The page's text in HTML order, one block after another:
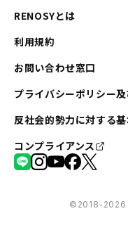
RENOSYとは
利用規約
お問い合わせ窓口
プライバシーポリシー
反社会的勢力に対する
コンプライアンス
©︎2018-2026